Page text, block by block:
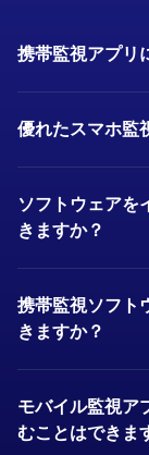
携帯監視アプリ
優れたスマホ監
ソフトウェアを
きますか？
携帯監視ソフト
きますか？
モバイル監視ア
むことはできま